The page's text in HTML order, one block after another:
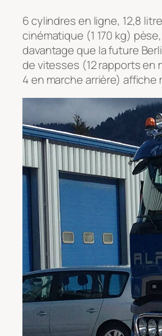
6 cylindres en ligne, 12,8
cinématique (1 170 kg)
davantage que la future
de vitesses (12 rapports en
4 en marche arrière) affiche